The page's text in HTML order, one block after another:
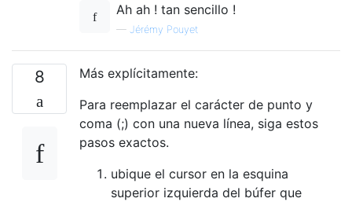
Ah ah ! tan sencillo !
— Jérémy Pouyet
8
Más explícitamente:
Para reemplazar el carácter de punto y
coma (;) con una nueva línea, siga estos
pasos exactos.
ubique el cursor en la esquina
superior izquierda del búfer que